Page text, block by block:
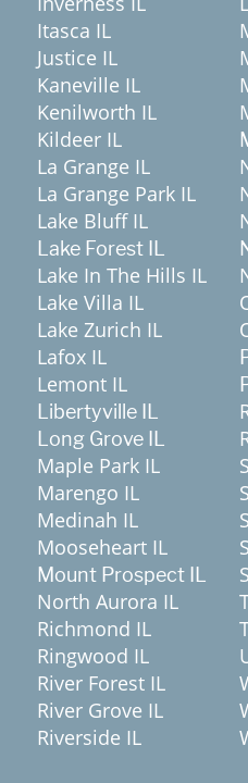
Itasca IL
Justice IL
Kaneville IL
Kenilworth IL
Kildeer IL
La Grange IL
La Grange Park IL
Lake Bluff IL
Lake Forest IL
Lake In The Hills IL
Lake Villa IL
Lake Zurich IL
Lafox IL
Lemont IL
Libertyville IL
Long Grove IL
Maple Park IL
Marengo IL
Medinah IL
Mooseheart IL
Mount Prospect IL
North Aurora IL
Richmond IL
Ringwood IL
River Forest IL
River Grove IL
Riverside IL